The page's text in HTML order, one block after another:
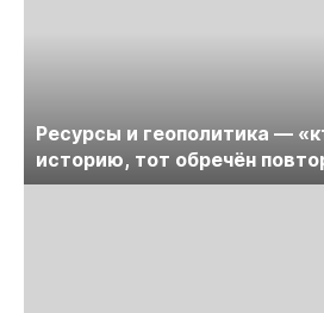
Ресурсы и геополитика —
историю, тот обречён